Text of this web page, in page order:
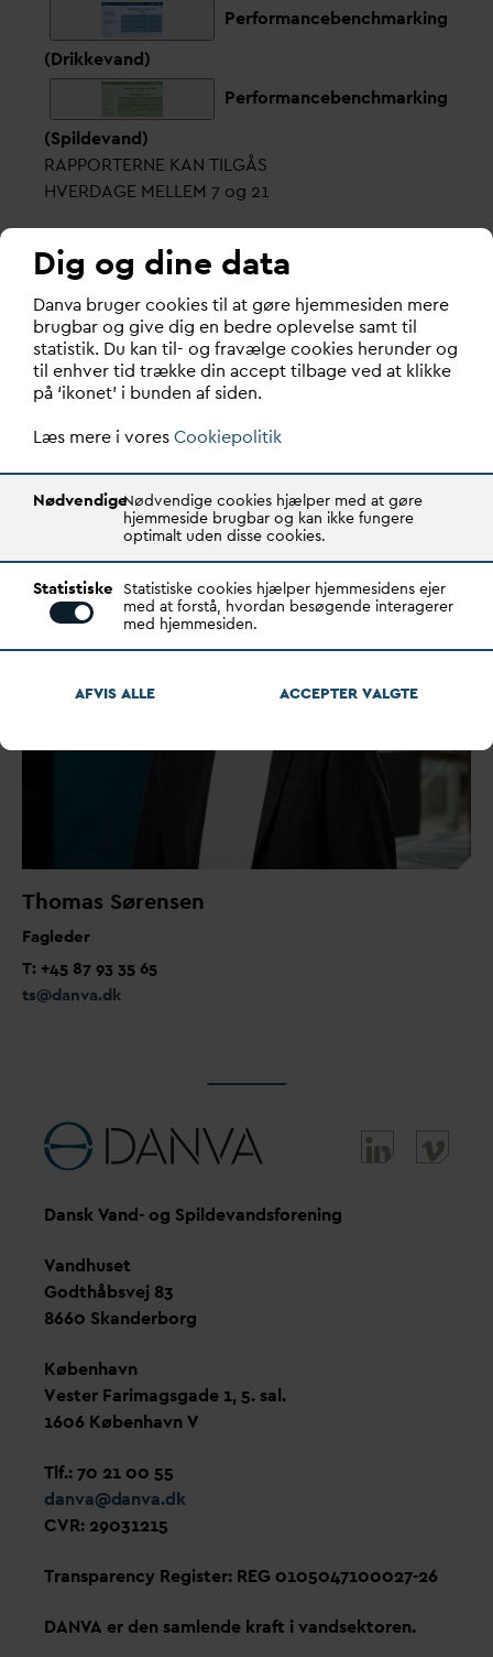
Performancebenchmarking
(Drikkevand)
Performancebenchmarking
(Spildevand)
RAPPORTERNE KAN TILGÅS
HVERDAGE MELLEM 7 og 21
Forslag til forbedringer af de interaktive rapporter
kan sendes til:
Rasmus Povlsen: rp@danva.dk
Thomas Sørensen: ts@danva.dk
Thomas Sørensen
Fagleder
T: +45 87 93 35 65
ts@danva.dk
DanskVand- og Spildevandsforening
Vandhuset
Godthåbsvej 83
8660 Skanderborg
København
Vester Farimagsgade 1, 5. sal.
1606 København V
Tlf.: 70 21 00 55
danva@danva.dk
CVR: 29031215
Transparency Register: REG 0105047100027-26
DANVA er den samlende kraft ivandsektoren.
Dig og dine data
Danva bruger cookies til at gøre hjemmesiden mere
brugbar og give dig en bedre oplevelse samt til
statistik. Du kan til- og fravælge cookies herunder og
til enhver tid trække din accept tilbage ved at klikke
på ‘ikonet’ i bunden af siden.
Læs mere i voresCookiepolitik
NødvendigeNødvendige cookies hjælper med at gøre
hjemmeside brugbar og kan ikke fungere
optimalt uden disse cookies.
Statistiske Statistiske cookies hjælper hjemmesidens ejer
med at forstå, hvordan besøgende interagerer
med hjemmesiden.
AFVIS ALLE ACCEPTERVALGTE